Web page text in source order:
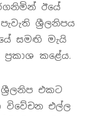
ඊයේ
ශ්‍රීලනිපය
සමඟි මැයි
කළේය.
එකට
විවේචන එල්ල